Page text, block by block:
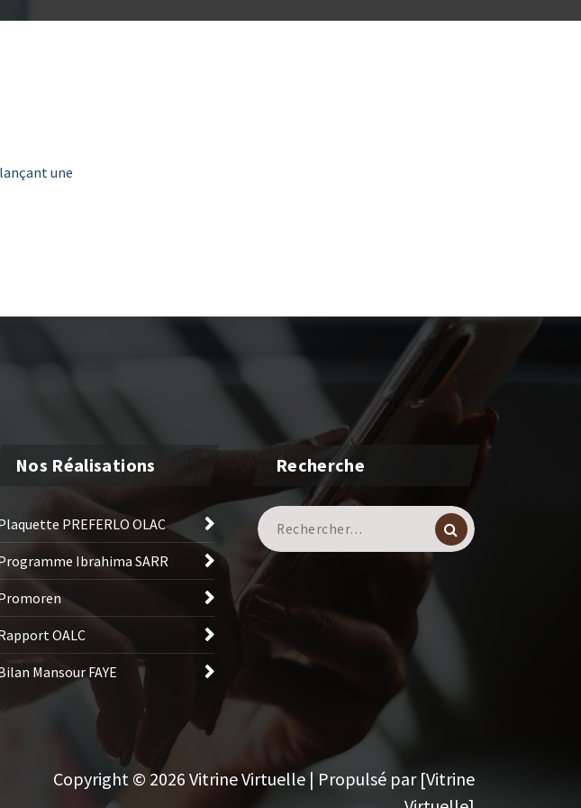
une
Nos Réalisations
PREFERLO OLAC
Ibrahima SARR
OALC
Mansour FAYE
Recherche
Recherche
pour :
Copyright © 2026 Vitrine Virtuelle | Propulsé par [Vitrine